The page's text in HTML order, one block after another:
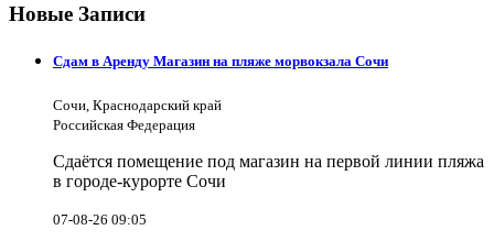
Новые Записи
Сдам в Аренду Магазин на пляже морвокзала Сочи
Сочи, Краснодарский край
Российская Федерация
Сдаётся помещение под магазин на первой линии пляжа
в городе-курорте Сочи
07-08-26 09:05